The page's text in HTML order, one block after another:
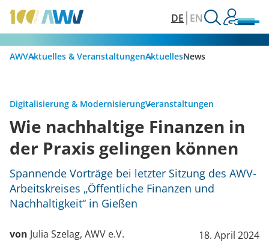
DE EN
AWVAktuelles & VeranstaltungenAktuellesNews
Digitalisierung & ModernisierungVeranstaltungen
Wie nachhaltige Finanzen in
der Praxis gelingen können
Spannende Vorträge bei letzter Sitzung des AWV-
Arbeitskreises „Öffentliche Finanzen und
Nachhaltigkeit“ in Gießen
von Julia Szelag, AWV e.V. 18. April 2024